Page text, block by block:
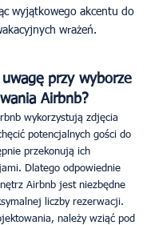
wyjątkowego akcentu do
przy wyborze
Airbnb?
wykorzystują zdjęcia
potencjalnych gości do
przekonują ich
Dlatego odpowiednie
Airbnb jest niezbędne
liczby rezerwacji.
należy wziąć pod